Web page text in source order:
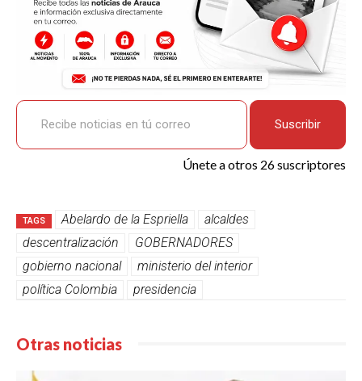
Recibe noticias en tú correo
Suscribir
Únete a otros 26 suscriptores
TAGS Abelardo de la Espriella
alcaldes
descentralización
GOBERNADORES
gobierno nacional
ministerio del interior
política Colombia
presidencia
Otras noticias